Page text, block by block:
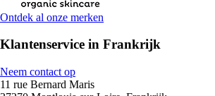
Ontdek al onze merken
Klantenservice in Frankrijk
Neem contact op
11 rue Bernard Maris